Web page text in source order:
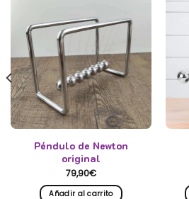
Péndulo de Newton
original
79,90€
Añadir al carrito